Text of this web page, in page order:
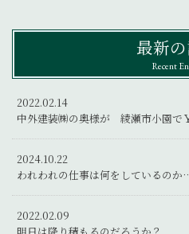
最新
Recent
2022.02.14
中外建装㈱の奥様が 綾瀬市小園で
2024.10.22
われわれの仕事は何をしているのか
2022.02.09
明日は降り積もるのだろうか？